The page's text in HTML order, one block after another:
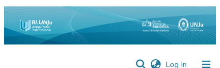
Log In (current)